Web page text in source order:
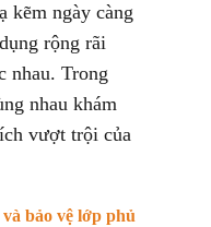
kẽm ngày càng
rộng rãi
nhau. Trong
nhau khám
vượt trội của
bảo vệ lớp phủ